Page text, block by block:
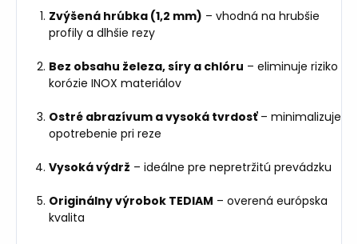
Zvýšená hrúbka (1,2 mm) – vhodná na hrubšie
profily a dlhšie rezy
Bez obsahu železa, síry a chlóru – eliminuje riziko
korózie INOX materiálov
Ostré abrazívum a vysoká tvrdosť– minimalizuje
opotrebenie pri reze
Vysoká výdrž – ideálne pre nepretržitú prevádzku
Originálny výrobok TEDIAM – overená európska
kvalita